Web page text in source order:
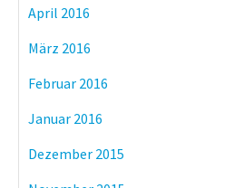
April 2016
März 2016
Februar 2016
Januar 2016
Dezember 2015